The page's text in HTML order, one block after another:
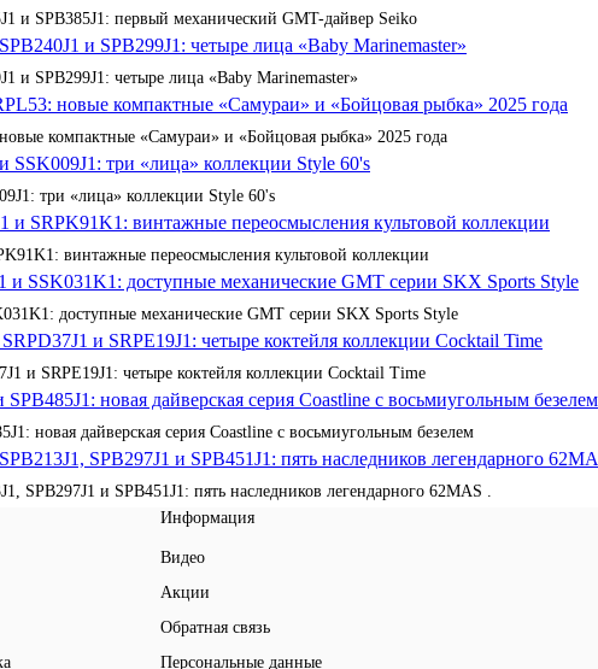
и SPB385J1: первый механический GMT-дайвер Seiko
и SPB299J1: четыре лица «Baby Marinemaster»
компактные «Самураи» и «Бойцовая рыбка» 2025 года
три «лица» коллекции Style 60's
винтажные переосмысления культовой коллекции
доступные механические GMT серии SKX Sports Style
и SRPE19J1: четыре коктейля коллекции Cocktail Time
новая дайверская серия Coastline с восьмиугольным безелем
SPB297J1 и SPB451J1: пять наследников легендарного 62MAS .
Информация
Видео
Акции
Обратная связь
Персональные данные